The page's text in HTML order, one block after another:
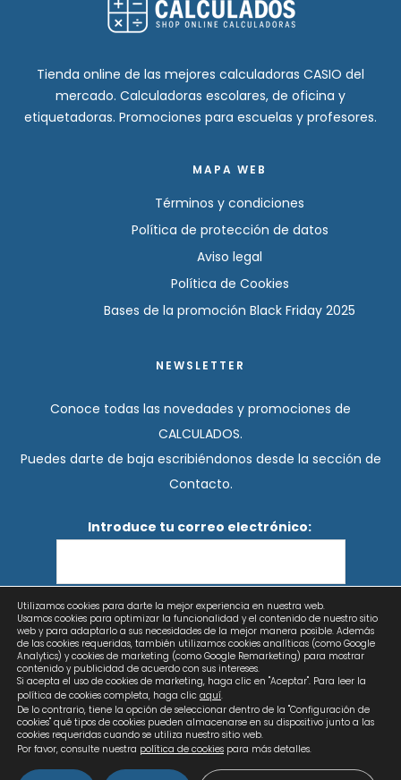
Tienda online de las mejores calculadoras CASIO del
mercado. Calculadoras escolares, de oficina y
etiquetadoras. Promociones para escuelas y profesores.
MAPA WEB
Términos y condiciones
Política de protección de datos
Aviso legal
Política de Cookies
Bases de la promoción Black Friday 2025
NEWSLETTER
Conoce todas las novedades y promociones de
CALCULADOS.
Puedes darte de baja escribiéndonos desde la sección de
Contacto.
Introduce tu correo electrónico:
He leído y acepto los términos y condiciones
Utilizamos cookies para darte la mejor experiencia en nuestra web.
Usamos cookies para optimizar la funcionalidad y el contenido de nuestro sitio
web y para adaptarlo a sus necesidades de la mejor manera posible. Además
de las cookies requeridas, también utilizamos cookies analíticas (como Google
Analytics) y cookies de marketing (como Google Remarketing) para mostrar
contenido y publicidad de acuerdo con sus intereses.
Si acepta el uso de cookies de marketing, haga clic en "Aceptar". Para leer la
política de cookies completa, haga clic aquí.
De lo contrario, tiene la opción de seleccionar dentro de la "Configuración de
cookies" qué tipos de cookies pueden almacenarse en su dispositivo junto a las
cookies requeridas cuando se utiliza nuestro sitio web.
Por favor, consulte nuestra política de cookies para más detalles.